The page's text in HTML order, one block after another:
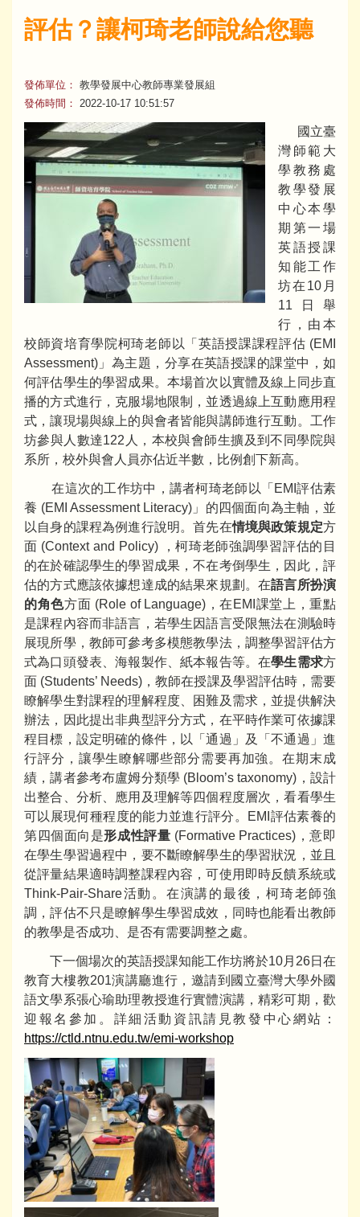
評估？讓柯琦老師說給您聽
發佈單位： 教學發展中心教師專業發展組
發佈時間：
2022-10-17 10:51:57
國立臺
灣師範大
學教務處
教學發展
中心本學
期第一場
英語授課
知能工作
坊在10月
11日舉
行，由本
校師資培育學院柯琦老師以「英語授課課程評估 (EMI
Assessment)」為主題，分享在英語授課的課堂中，如
何評估學生的學習成果。本場首次以實體及線上同步直
播的方式進行，克服場地限制，並透過線上互動應用程
式，讓現場與線上的與會者皆能與講師進行互動。工作
坊參與人數達122人，本校與會師生擴及到不同學院與
系所，校外與會人員亦佔近半數，比例創下新高。
在這次的工作坊中，講者柯琦老師以「EMI評估素
養 (EMI Assessment Literacy)」的四個面向為主軸，並
以自身的課程為例進行說明。首先在情境與政策規定方
面 (Context and Policy) ，柯琦老師強調學習評估的目
的在於確認學生的學習成果，不在考倒學生，因此，評
估的方式應該依據想達成的結果來規劃。在語言所扮演
的角色方面 (Role of Language)，在EMI課堂上，重點
是課程內容而非語言，若學生因語言受限無法在測驗時
展現所學，教師可參考多模態教學法，調整學習評估方
式為口頭發表、海報製作、紙本報告等。在學生需求方
面 (Students’ Needs)，教師在授課及學習評估時，需要
瞭解學生對課程的理解程度、困難及需求，並提供解決
辦法，因此提出非典型評分方式，在平時作業可依據課
程目標，設定明確的條件，以「通過」及「不通過」進
行評分，讓學生瞭解哪些部分需要再加強。在期末成
績，講者參考布盧姆分類學 (Bloom’s taxonomy)，設計
出整合、分析、應用及理解等四個程度層次，看看學生
可以展現何種程度的能力並進行評分。EMI評估素養的
第四個面向是形成性評量 (Formative Practices)，意即
在學生學習過程中，要不斷瞭解學生的學習狀況，並且
從評量結果適時調整課程內容，可使用即時反饋系統或
Think-Pair-Share活動。在演講的最後，柯琦老師強
調，評估不只是瞭解學生學習成效，同時也能看出教師
的教學是否成功、是否有需要調整之處。
下一個場次的英語授課知能工作坊將於10月26日在
教育大樓教201演講廳進行，邀請到國立臺灣大學外國
語文學系張心瑜助理教授進行實體演講，精彩可期， 歡
迎報名 參加。詳細活動資訊請見教發中心網站：
https://ctld.ntnu.edu.tw/emi-workshop